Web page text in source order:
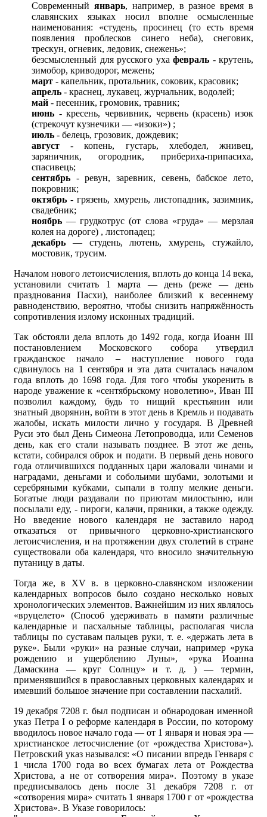
Современный январь, например, в разное время в
славянских языках носил вполне осмысленные
наименования: «студень, просинец (то есть время
появления проблесков синего неба), снеговик,
трескун, огневик, ледовик, снежень»;
безсмысленный для русского уха февраль - крутень,
зимобор, криводорог, межень;
март - капельник, протальник, соковик, красовик;
апрель - краснец, лукавец, журчальник, водолей;
май - песенник, громовик, травник;
июнь - кресень, червивник, червень (красень) изок
(стрекочут кузнечики — «изоки») ;
июль - белець, грозовик, дождевик;
август - копень, густарь, хлебодел, жнивец,
заряничник, огородник, прибериха-припасиха,
спасивець;
сентябрь - ревун, заревник, севень, бабское лето,
покровник;
октябрь - грязень, хмурень, листопадник, зазимник,
свадебник;
ноябрь — грудкотрус (от слова «груда» — мерзлая
колея на дороге) , листопадец;
декабрь — студень, лютень, хмурень, стужайло,
мостовик, трусим.
Началом нового летоисчисления, вплоть до конца 14 века,
установили считать 1 марта — день (реже — день
празднования Пасхи), наиболее близкий к весеннему
равноденствию, вероятно, чтобы снизить напряжённость
сопротивления излому исконных традиций.
Так обстояли дела вплоть до 1492 года, когда Иоанн III
постановлением Московского собора утвердил
гражданское начало – наступление нового года
сдвинулось на 1 сентября и эта дата считалась началом
года вплоть до 1698 года. Для того чтобы укоренить в
народе уважение к «сентябрьскому новолетию», Иван III
позволил каждому, будь то нищий крестьянин или
знатный дворянин, войти в этот день в Кремль и подавать
жалобы, искать милости лично у государя. В Древней
Руси это был День Симеона Летопроводца, или Семенов
день, как его стали называть позднее. В этот же день,
кстати, собирался оброк и подати. В первый день нового
года отличившихся подданных цари жаловали чинами и
наградами, деньгами и собольими шубами, золотыми и
серебряными кубками, сыпали в толпу мелкие деньги.
Богатые люди раздавали по приютам милостыню, или
посылали еду, - пироги, калачи, пряники, а также одежду.
Но введение нового календаря не заставило народ
отказаться от привычного церковно-христианского
летоисчисления, и на протяжении двух столетий в стране
существовали оба календаря, что вносило значительную
путаницу в даты.
Тогда же, в XV в. в церковно-славянском изложении
календарных вопросов было создано несколько новых
хронологических элементов. Важнейшим из них являлось
«вруцелето» (Способ удерживать в памяти различные
календарные и пасхальные таблицы, располагая числа
таблицы по суставам пальцев руки, т. е. «держать лета в
руке». Были «руки» на разные случаи, например «рука
рождению и ущерблению Луны», «рука Иоанна
Дамаскина — круг Солнцу» и т. д. ) — термин,
применявшийся в православных церковных календарях и
имевший большое значение при составлении пасхалий.
19 декабря 7208 г. был подписан и обнародован именной
указ Петра I о реформе календаря в России, по которому
вводилось новое начало года — от 1 января и новая эра —
христианское летосчисление (от «рождества Христова»).
Петровский указ назывался: «О писании впредь Генваря с
1 числа 1700 года во всех бумагах лета от Рождества
Христова, а не от сотворения мира». Поэтому в указе
предписывалось день после 31 декабря 7208 г. от
«сотворения мира» считать 1 января 1700 г от «рождества
Христова». В Указе говорилось: